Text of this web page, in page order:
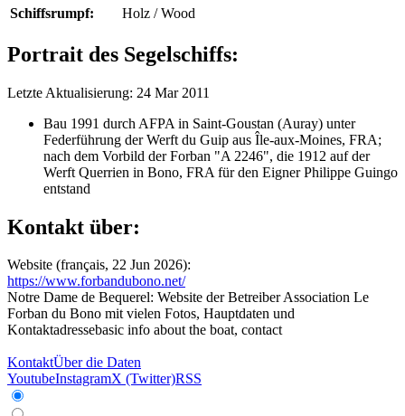
Schiffsrumpf: Holz / Wood
Portrait des Segelschiffs:
Letzte Aktualisierung: 24 Mar 2011
Bau 1991 durch AFPA in Saint-Goustan (Auray) unter
Federführung der Werft du Guip aus Île-aux-Moines, FRA;
nach dem Vorbild der Forban "A 2246", die 1912 auf der
Werft Querrien in Bono, FRA für den Eigner Philippe Guingo
entstand
Kontakt über:
Website (français, 22 Jun 2026):
https://www.forbandubono.net/
Notre Dame de Bequerel: Website der Betreiber Association Le
Forban du Bono mit vielen Fotos, Hauptdaten und
Kontaktadressebasic info about the boat, contact
KontaktÜber die Daten
YoutubeInstagramX (Twitter)RSS